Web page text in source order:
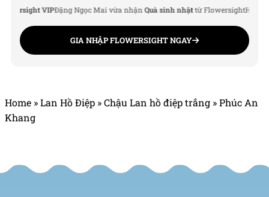
VIPĐặng Ngọc Mai vừa nhậnQuà sinh nhậttừ FlowersightHoàng
GIA NHẬP FLOWERSIGHT NGAY
Home »Lan Hồ Điệp »Chậu Lan hồ điệp trắng »Phúc An
Khang